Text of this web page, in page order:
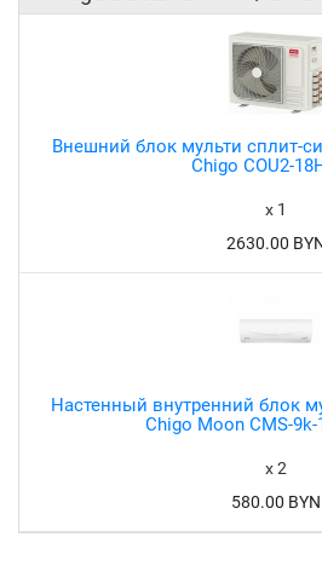
Внешний блок мульти сплит-
Chigo COU2-
x 1
2630.00
Настенный внутренний блок
Chigo Moon CMS-9k-
x 2
580.00 BYN